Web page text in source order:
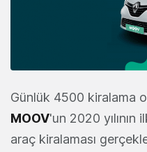
Günlük 4500 kiralama
MOOV'un 2020
araç kiralaması